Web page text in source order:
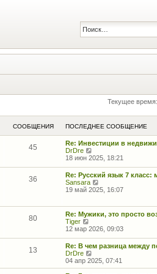
Текущее
СООБЩЕНИЯ ПОСЛЕДНЕЕ СООБЩЕНИЕ
45
Re: Инвестиции в
DrDre
е
й
т
и
п
о
л
е
д
е
м
18 июн 2025, 18:21
36
Re: Русский язык 7 класс:
Sansara
е
т
и
к
п
о
л
е
19 май 2025, 16:07
80
Re: Мужики, это просто
Tiger
е
й
т
и
12 мар 2026, 09:03
13
Re: В чем разница между
DrDre
е
р
04 апр 2025, 07:41